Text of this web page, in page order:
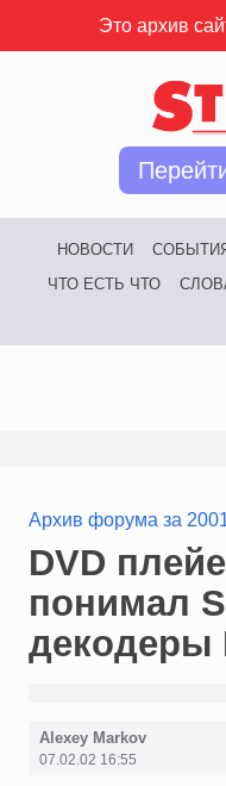
Это архив
НОВОСТИ
ЧТО ЕСТЬ ЧТО
Архив форума за
DVD
понимал
декодеры
Alexey Markov
07.02.02 16:55